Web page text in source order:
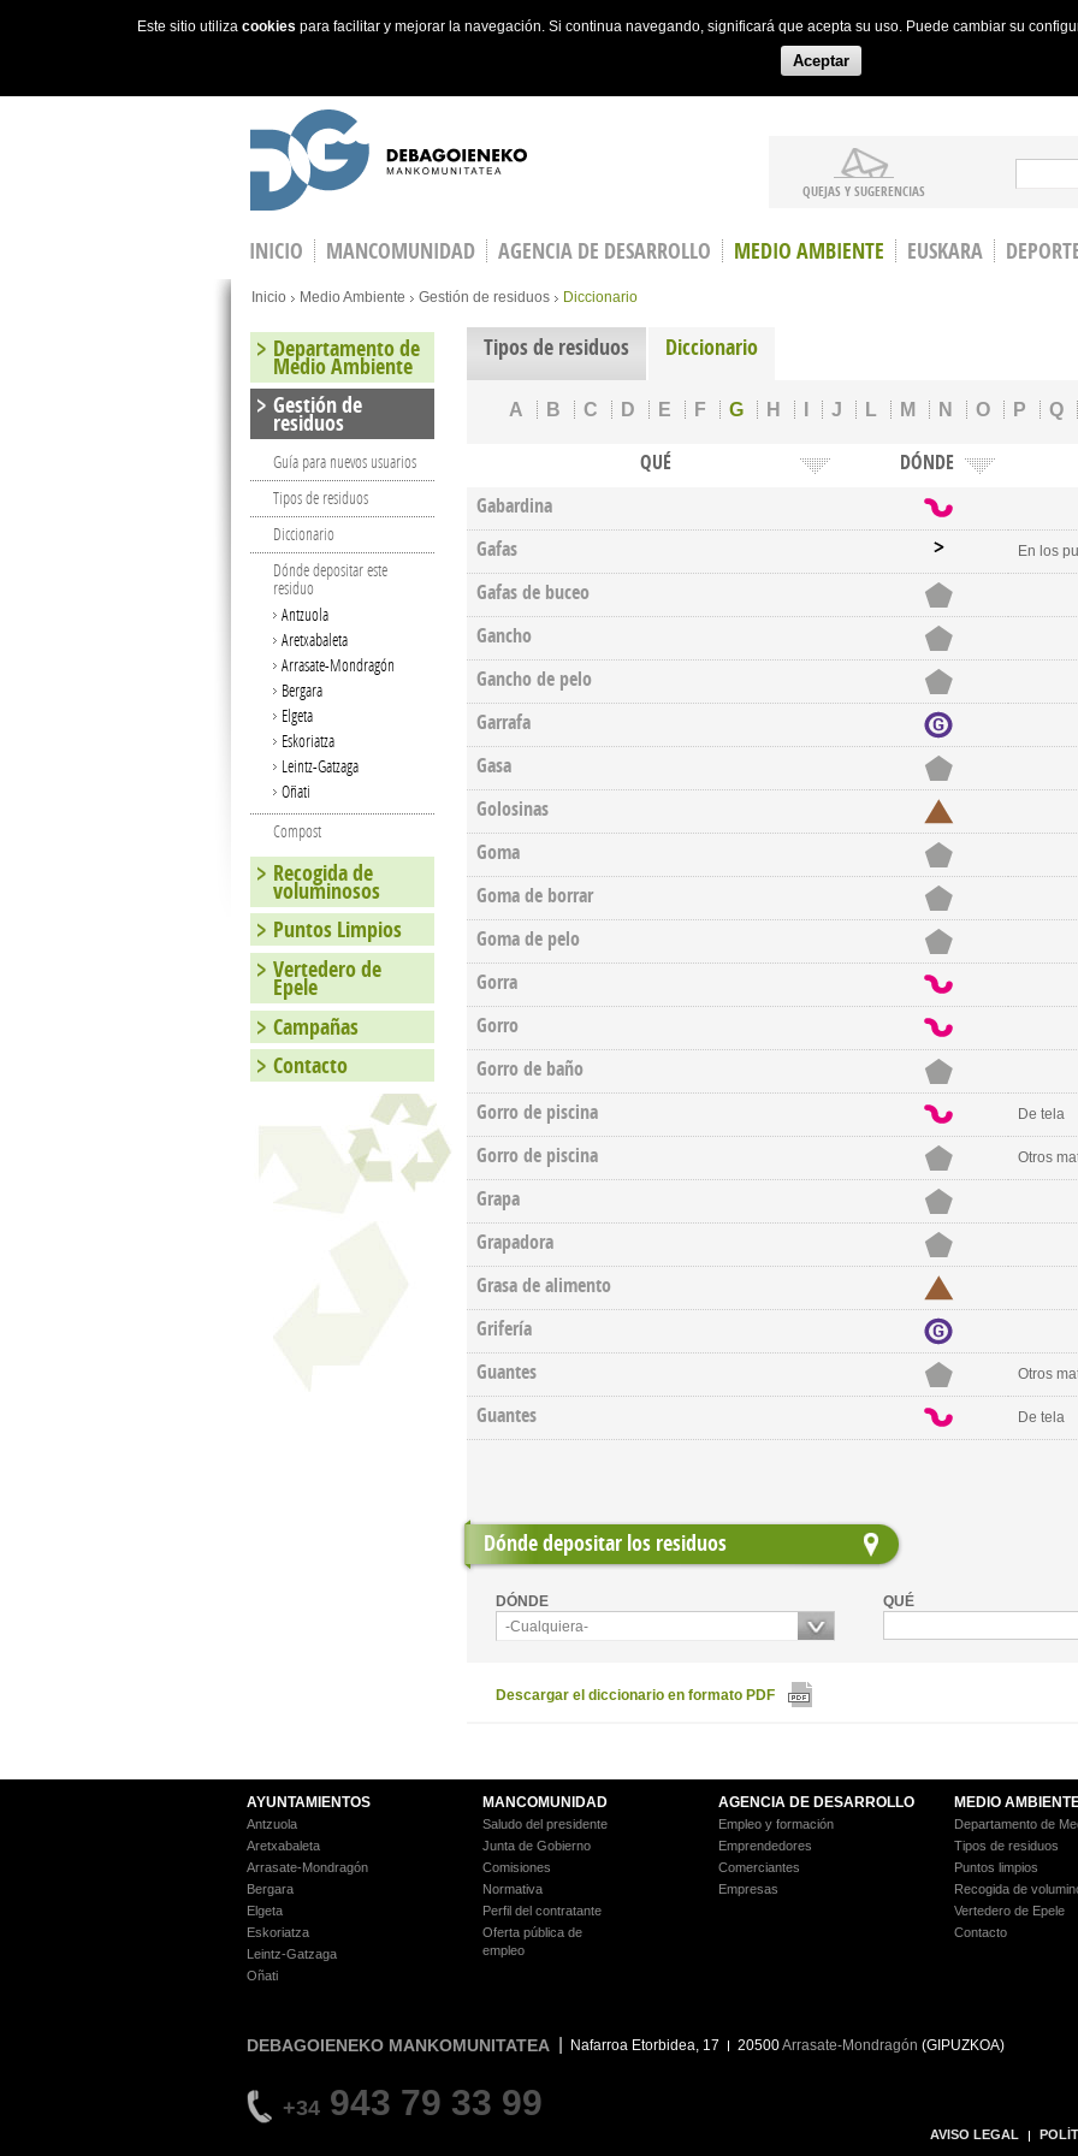
Este sitio utiliza cookies para facilitar y mejorar la navegación. Si continua navegando, significará que acepta su uso. Puede cambiar su
Aceptar
QUEJAS Y SUGERENCIAS
INICIO MANCOMUNIDAD AGENCIA DE DESARROLLO MEDIO AMBIENTE EUSKARA
You are here
Inicio Medio Ambiente Gestión de residuos Diccionario
Tipos de residuos Diccionario
A B C D E F G H J L M N O P Q
QUÉ DÓNDE
Gabardina
Gafas
En los
Gafas de buceo
Gancho
Gancho de pelo
Garrafa
Gasa
Golosinas
Goma
Goma de borrar
Goma de pelo
Gorra
Gorro
Gorro de baño
Gorro de piscina
De tela
Gorro de piscina Otros
Grapa
Grapadora
Grasa de alimento
Grifería
Guantes
Otros
Guantes De tela
Dónde depositar los residuos
DÓNDE
-Cualquiera-
QUÉ
Descargar el diccionario en formato PDF
Departamento de
Medio Ambiente
Gestión de
residuos
Guía para nuevos usuarios
Tipos de residuos
Diccionario
Dónde depositar este
residuo
Antzuola
Aretxabaleta
Arrasate-Mondragón
Bergara
Elgeta
Eskoriatza
Leintz-Gatzaga
Oñati
Compost
Recogida de
voluminosos
Puntos Limpios
Vertedero de
Epele
Campañas
Contacto
AYUNTAMIENTOS
Antzuola
Aretxabaleta
Arrasate-Mondragón
Bergara
Elgeta
Eskoriatza
Leintz-Gatzaga
Oñati
MANCOMUNIDAD
Saludo del presidente
Junta de Gobierno
Comisiones
Normativa
Perfil del contratante
Oferta pública de
empleo
AGENCIA DE DESARROLLO
Empleo y formación
Emprendedores
Comerciantes
Empresas
MEDIO
Departamento de
Tipos de residuos
Puntos limpios
Recogida de
Vertedero de Epele
Contacto
DEBAGOIENEKO MANKOMUNITATEA Nafarroa Etorbidea, 17 20500Arrasate-Mondragón (GIPUZKOA)
+34943 79 33 99
AVISO LEGAL